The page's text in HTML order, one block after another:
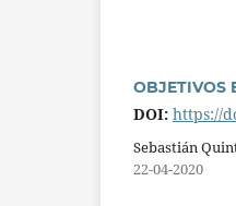
OBJETIVOS
DOI: https://
Sebastián
22-04-2020